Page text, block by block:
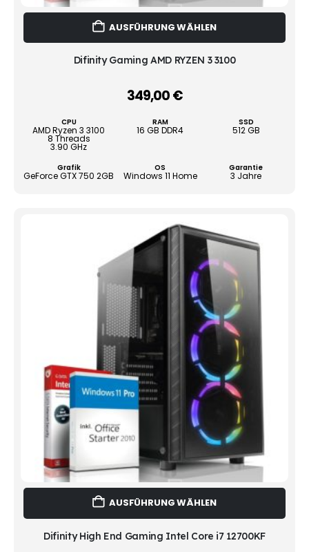
AUSFÜHRUNG WÄHLEN
weist
Difinity Gaming AMD RYZEN 3 3100
349,00€–
CPU
AMD Ryzen 3 3100
8 Threads
3.90 GHz
RAM
16 GB DDR4
SSD
512 GB
Grafik
GeForce GTX 750 2GB
OS
Windows 11 Home
Garantie
3 Jahre
AUSFÜHRUNG WÄHLEN
weist
Difinity High End Gaming Intel Core i7 12700KF